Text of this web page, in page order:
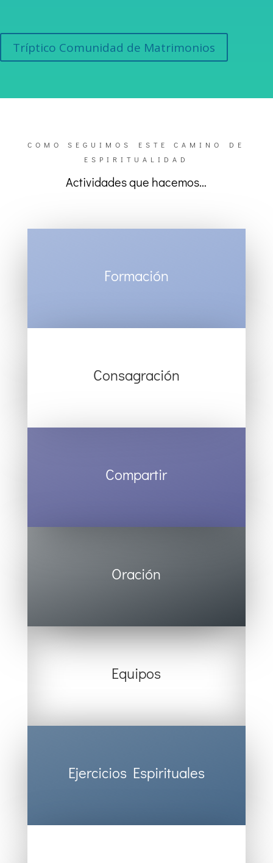
Tríptico Comunidad de Matrimonios
COMO SEGUIMOS ESTE CAMINO DE
ESPIRITUALIDAD
Actividades que hacemos…
Formación
Consagración
Compartir
Oración
Equipos
Ejercicios Espirituales